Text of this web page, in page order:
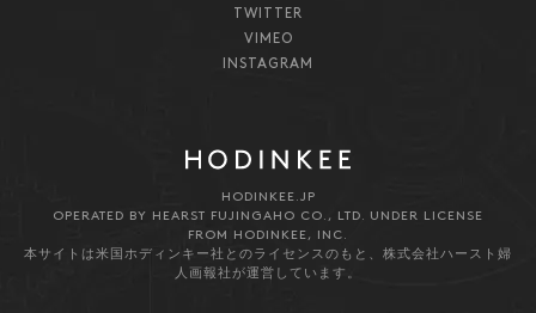
TWITTER
VIMEO
INSTAGRAM
HODINKEE.JP
OPERATED BY HEARST FUJINGAHO CO., LTD. UNDER LICENSE
FROM HODINKEE, INC.
本サイトは米国ホディンキー社とのライセンスのもと、株式会社ハースト婦
人画報社が運営しています。